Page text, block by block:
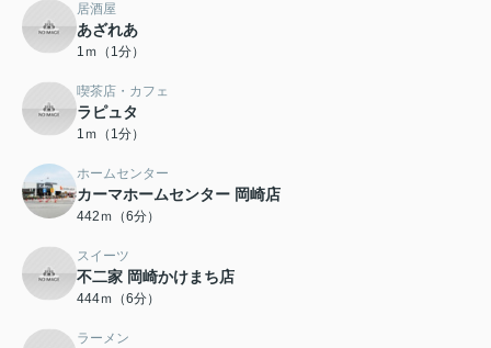
居酒屋
あざれあ
1ｍ（1分）
喫茶店・カフェ
ラピュタ
1ｍ（1分）
ホームセンター
カーマホームセンター 岡崎店
442ｍ（6分）
スイーツ
不二家 岡崎かけまち店
444ｍ（6分）
ラーメン